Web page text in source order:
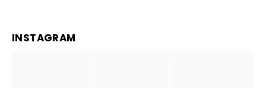
INSTAGRAM